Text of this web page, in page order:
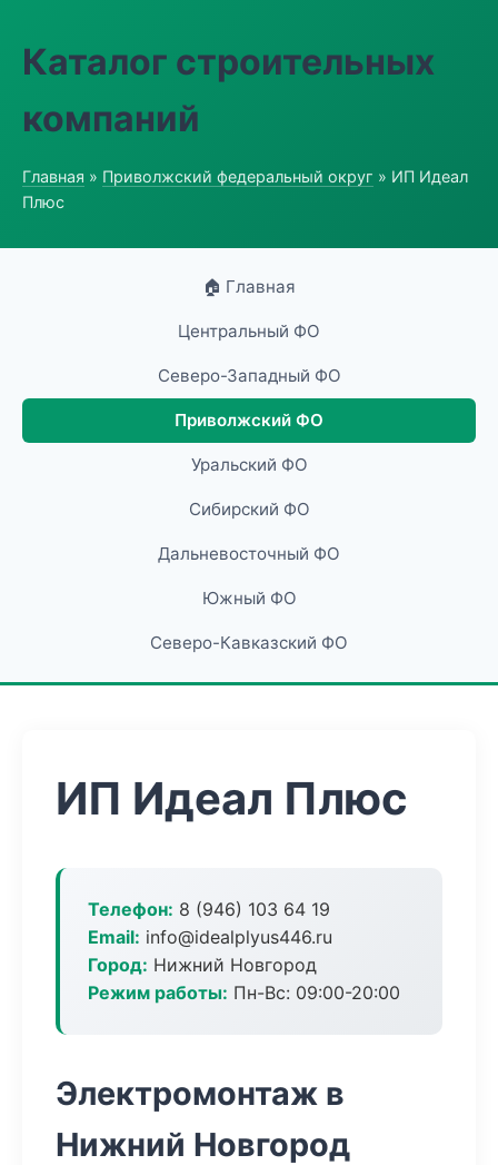
Каталог строительных
компаний
Главная » Приволжский федеральный округ » ИП Идеал
Плюс
🏠 Главная
Центральный ФО
Северо-Западный ФО
Приволжский ФО
Уральский ФО
Сибирский ФО
Дальневосточный ФО
Южный ФО
Северо-Кавказский ФО
ИП Идеал Плюс
Телефон: 8 (946) 103 64 19
Email: info@idealplyus446.ru
Город: Нижний Новгород
Режим работы: Пн-Вс: 09:00-20:00
Электромонтаж в
Нижний Новгород